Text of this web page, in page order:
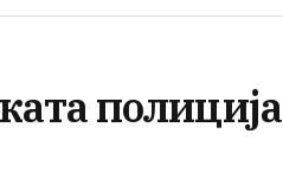
полиција